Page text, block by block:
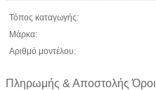
Τόπος καταγωγής:
Μάρκα:
Αριθμό μοντέλου:
Πληρωμής & Αποστολής Όροι